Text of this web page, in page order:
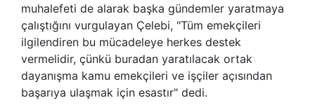
muhalefeti de alarak başka gündemler yaratmaya
çalıştığını vurgulayan Çelebi, "Tüm emekçileri
ilgilendiren bu mücadeleye herkes destek
vermelidir, çünkü buradan yaratılacak ortak
dayanışma kamu emekçileri ve işçiler açısından
başarıya ulaşmak için esastır" dedi.